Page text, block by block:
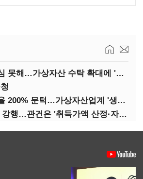
콜드월렛도 안심 못해…가상자산 수탁 확대에 '보안 시험대'
높아진 부채비율 200% 문턱…가상자산업계 '생존 시험대'
내년 코인 과세 강행…관건은 '취득가액 산정·자산 이동'